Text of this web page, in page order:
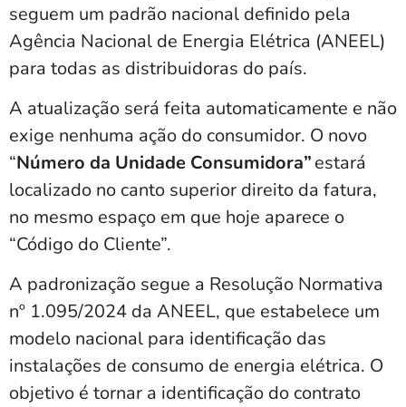
seguem um padrão nacional definido pela
Agência Nacional de Energia Elétrica (ANEEL)
para todas as distribuidoras do país.
A atualização será feita automaticamente e não
exige nenhuma ação do consumidor. O novo
“Número da Unidade Consumidora”estará
localizado no canto superior direito da fatura,
no mesmo espaço em que hoje aparece o
“Código do Cliente”.
A padronização segue a Resolução Normativa
nº 1.095/2024 da ANEEL, que estabelece um
modelo nacional para identificação das
instalações de consumo de energia elétrica. O
objetivo é tornar a identificação do contrato